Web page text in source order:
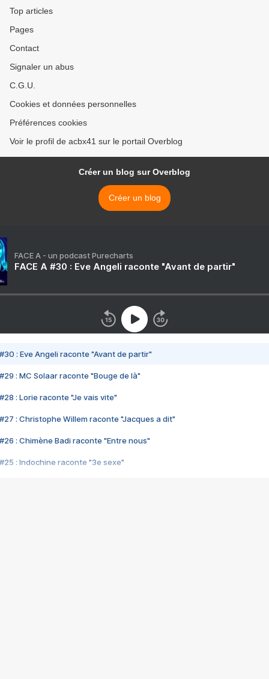
Top articles
Pages
Contact
Signaler un abus
C.G.U.
Cookies et données personnelles
Préférences cookies
Voir le profil de acbx41 sur le portail Overblog
Créer un blog sur Overblog
Créer un blog
FACE A - un podcast Purecharts
FACE A #30 : Eve Angeli raconte "Avant de partir"
#30 : Eve Angeli raconte "Avant de partir"
#29 : MC Solaar raconte "Bouge de là"
#28 : Lorie raconte "Je vais vite"
#27 : Christophe Willem raconte "Jacques a dit"
#26 : Chimène Badi raconte "Entre nous"
#25 : Indochine raconte "3e sexe"